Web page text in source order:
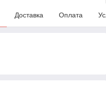
Доставка Оплата